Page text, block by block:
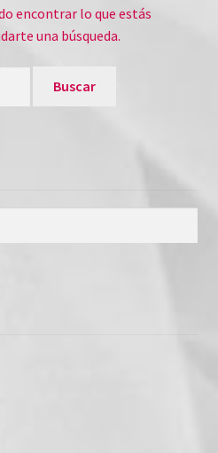
encontrar lo que estás
una búsqueda.